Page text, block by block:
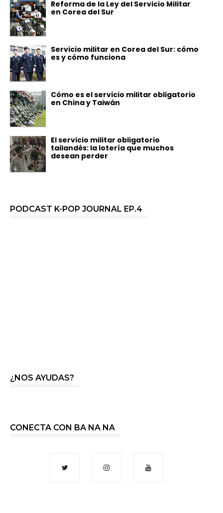
Reforma de la Ley del Servicio Militar
en Corea del Sur
Servicio militar en Corea del Sur: cómo
es y cómo funciona
Cómo es el servicio militar obligatorio
en China y Taiwán
El servicio militar obligatorio
tailandés: la lotería que muchos
desean perder
PODCAST K-POP JOURNAL EP.4
¿NOS AYUDAS?
CONECTA CON BA NA NA